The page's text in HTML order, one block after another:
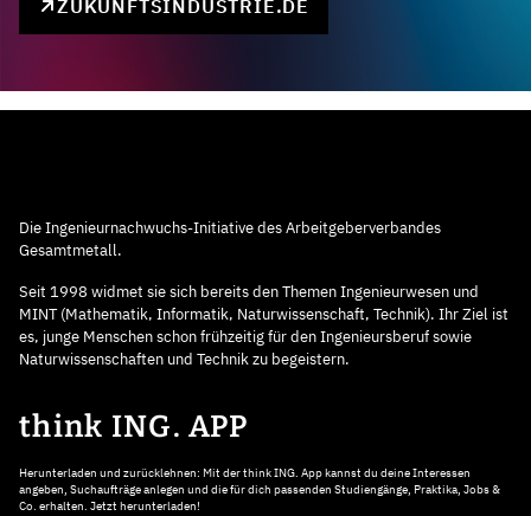
ZUKUNFTSINDUSTRIE.DE
Die Ingenieurnachwuchs-Initiative des Arbeitgeberverbandes
Gesamtmetall.
Seit 1998 widmet sie sich bereits den Themen Ingenieurwesen und
MINT (Mathematik, Informatik, Naturwissenschaft, Technik). Ihr Ziel ist
es, junge Menschen schon frühzeitig für den Ingenieursberuf sowie
Naturwissenschaften und Technik zu begeistern.
think ING. APP
Herunterladen und zurücklehnen: Mit der think ING. App kannst du deine Interessen
angeben, Suchaufträge anlegen und die für dich passenden Studiengänge, Praktika, Jobs &
Co. erhalten. Jetzt herunterladen!